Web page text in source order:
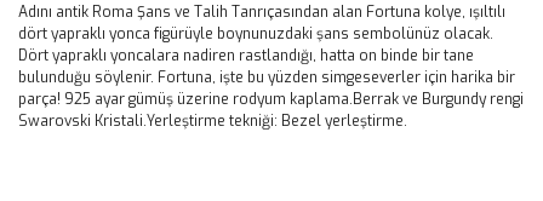
Adını antik Roma Şans ve Talih Tanrıçasından alan Fortuna kolye, ışıltılı
dört yapraklı yonca figürüyle boynunuzdaki şans sembolünüz olacak.
Dört yapraklı yoncalara nadiren rastlandığı, hatta on binde bir tane
bulunduğu söylenir. Fortuna, işte bu yüzden simgeseverler için harika bir
parça! 925 ayar gümüş üzerine rodyum kaplama.Berrak ve Burgundy rengi
Swarovski Kristali.Yerleştirme tekniği: Bezel yerleştirme.